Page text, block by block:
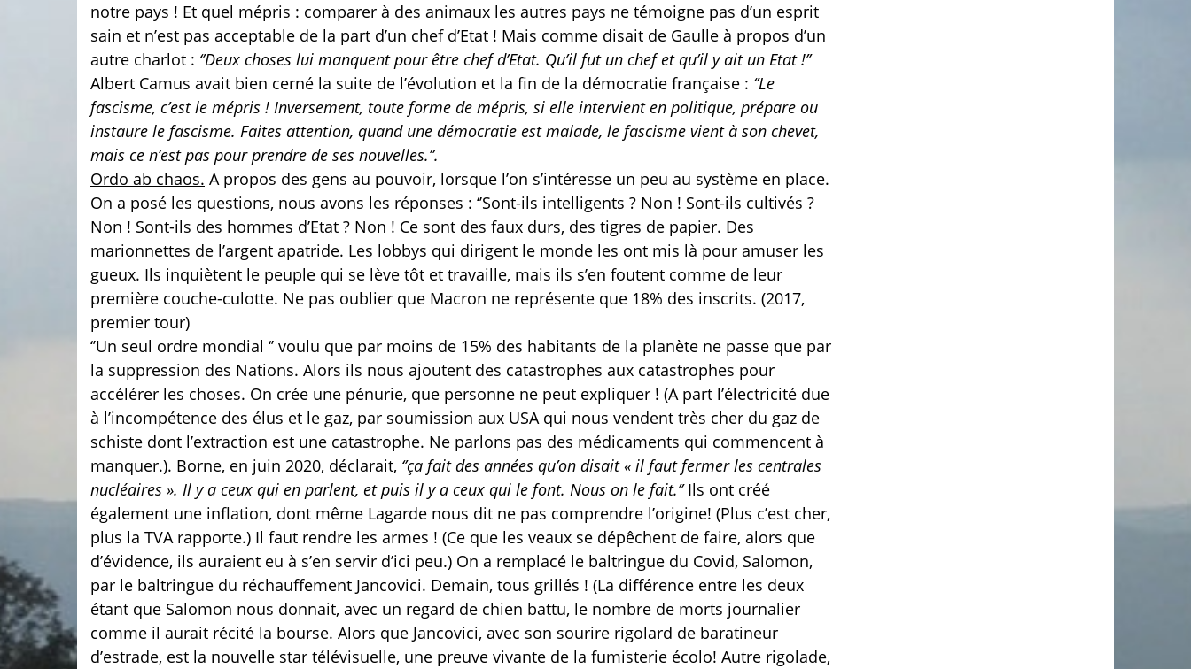
notre pays ! Et quel mépris : comparer à des animaux les autres pays ne témoigne pas d’un esprit
sain et n’est pas acceptable de la part d’un chef d’Etat ! Mais comme disait de Gaulle à propos d’un
autre charlot : ‘’Deux choses lui manquent pour être chef d’Etat. Qu’il fut un chef et qu’il y ait un Etat !’’
Albert Camus avait bien cerné la suite de l’évolution et la fin de la démocratie française : ‘’Le
fascisme, c’est le mépris ! Inversement, toute forme de mépris, si elle intervient en politique, prépare ou
instaure le fascisme. Faites attention, quand une démocratie est malade, le fascisme vient à son chevet,
mais ce n’est pas pour prendre de ses nouvelles.’’.
Ordo ab chaos. A propos des gens au pouvoir, lorsque l’on s’intéresse un peu au système en place.
On a posé les questions, nous avons les réponses : ‘’Sont-ils intelligents ? Non ! Sont-ils cultivés ?
Non ! Sont-ils des hommes d’Etat ? Non ! Ce sont des faux durs, des tigres de papier. Des
marionnettes de l’argent apatride. Les lobbys qui dirigent le monde les ont mis là pour amuser les
gueux. Ils inquiètent le peuple qui se lève tôt et travaille, mais ils s’en foutent comme de leur
première couche-culotte. Ne pas oublier que Macron ne représente que 18% des inscrits. (2017,
premier tour)
‘’Un seul ordre mondial ‘’ voulu que par moins de 15% des habitants de la planète ne passe que par
la suppression des Nations. Alors ils nous ajoutent des catastrophes aux catastrophes pour
accélérer les choses. On crée une pénurie, que personne ne peut expliquer ! (A part l’électricité due
à l’incompétence des élus et le gaz, par soumission aux USA qui nous vendent très cher du gaz de
schiste dont l’extraction est une catastrophe. Ne parlons pas des médicaments qui commencent à
manquer.). Borne, en juin 2020, déclarait, ‘’ça fait des années qu’on disait « il faut fermer les centrales
nucléaires ». Il y a ceux qui en parlent, et puis il y a ceux qui le font. Nous on le fait.’’Ils ont créé
également une inflation, dont même Lagarde nous dit ne pas comprendre l’origine! (Plus c’est cher,
plus la TVA rapporte.) Il faut rendre les armes ! (Ce que les veaux se dépêchent de faire, alors que
d’évidence, ils auraient eu à s’en servir d’ici peu.) On a remplacé le baltringue du Covid, Salomon,
par le baltringue du réchauffement Jancovici. Demain, tous grillés ! (La différence entre les deux
étant que Salomon nous donnait, avec un regard de chien battu, le nombre de morts journalier
comme il aurait récité la bourse. Alors que Jancovici, avec son sourire rigolard de baratineur
d’estrade, est la nouvelle star télévisuelle, une preuve vivante de la fumisterie écolo! Autre rigolade,